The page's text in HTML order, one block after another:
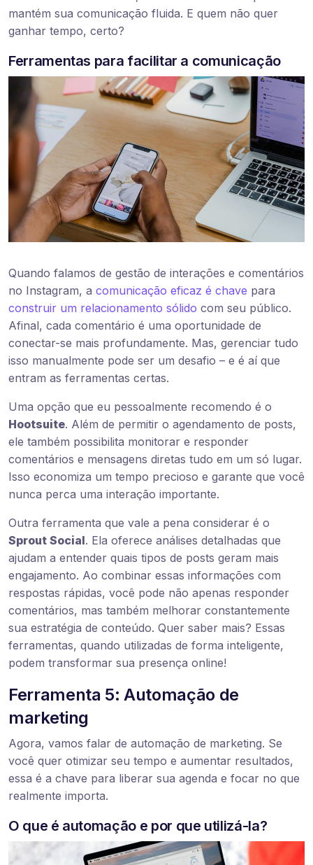
mantém sua comunicação fluida. E quem não quer
ganhar tempo, certo?
Ferramentas para facilitar a comunicação
Quando falamos de gestão de interações e comentários
no Instagram, a comunicação eficaz é chave para
construir um relacionamento sólido com seu público.
Afinal, cada comentário é uma oportunidade de
conectar-se mais profundamente. Mas, gerenciar tudo
isso manualmente pode ser um desafio – e é aí que
entram as ferramentas certas.
Uma opção que eu pessoalmente recomendo é o
Hootsuite. Além de permitir o agendamento de posts,
ele também possibilita monitorar e responder
comentários e mensagens diretas tudo em um só lugar.
Isso economiza um tempo precioso e garante que você
nunca perca uma interação importante.
Outra ferramenta que vale a pena considerar é o
Sprout Social. Ela oferece análises detalhadas que
ajudam a entender quais tipos de posts geram mais
engajamento. Ao combinar essas informações com
respostas rápidas, você pode não apenas responder
comentários, mas também melhorar constantemente
sua estratégia de conteúdo. Quer saber mais? Essas
ferramentas, quando utilizadas de forma inteligente,
podem transformar sua presença online!
Ferramenta 5: Automação de
marketing
Agora, vamos falar de automação de marketing. Se
você quer otimizar seu tempo e aumentar resultados,
essa é a chave para liberar sua agenda e focar no que
realmente importa.
O que é automação e por que utilizá-la?